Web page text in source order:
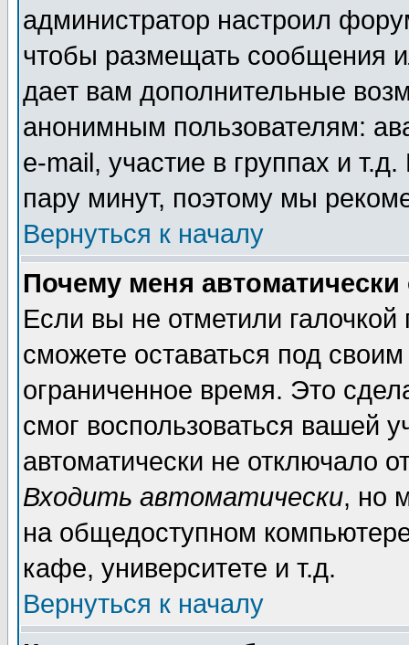
администратор настроил
чтобы размещать сообщения
дает вам дополнительные
анонимным пользователям:
e-mail, участие в группах и
пару минут, поэтому мы
Вернуться к началу
Почему меня автоматически
Если вы не отметили галочкой
сможете оставаться под
ограниченное время. Это
смог воспользоваться вашей
автоматически не отключало
Входить автоматически, но
на общедоступном
кафе, университете и т.д.
Вернуться к началу